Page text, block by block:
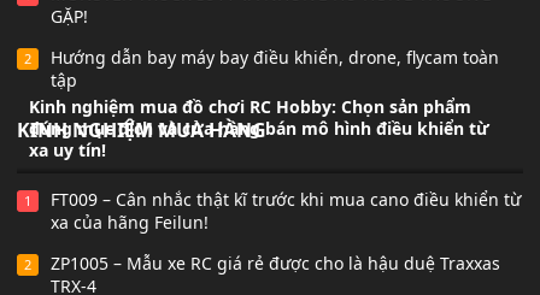
GẶP!
2
Hướng dẫn bay máy bay điều khiển, drone, flycam toàn
tập
KINH NGHIỆM MUA HÀNG
Kinh nghiệm mua đồ chơi RC Hobby: Chọn sản phẩm
đúng mục đích và cửa hàng bán mô hình điều khiển từ
xa uy tín!
1
FT009 – Cân nhắc thật kĩ trước khi mua cano điều khiển từ
xa của hãng Feilun!
2
ZP1005 – Mẫu xe RC giá rẻ được cho là hậu duệ Traxxas
TRX-4